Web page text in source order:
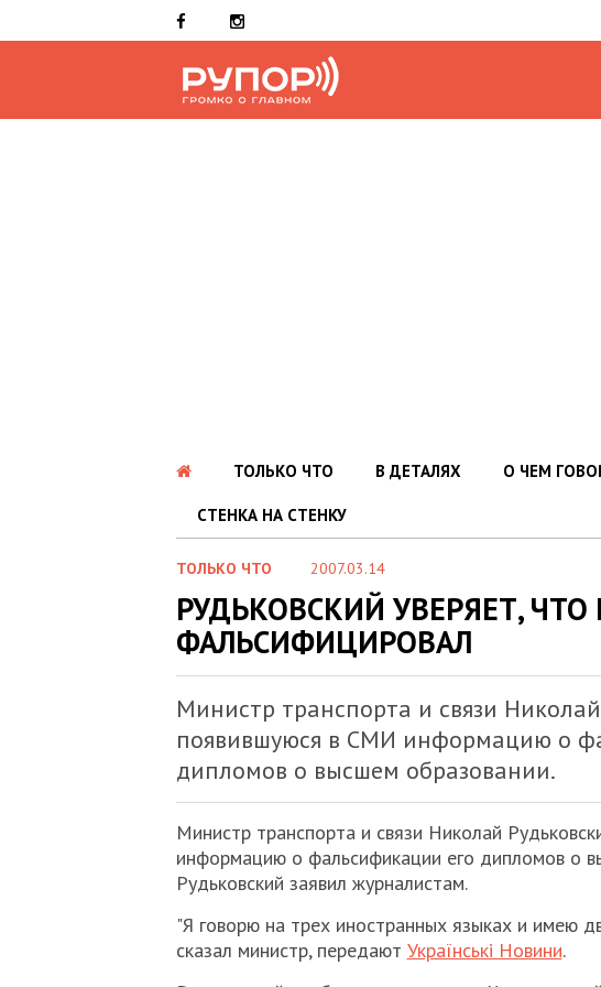
ТОЛЬКО ЧТО В ДЕТАЛЯХ О ЧЕМ
СТЕНКА НА СТЕНКУ
ТОЛЬКО ЧТО 2007.03.14
РУДЬКОВСКИЙ УВЕРЯЕТ, ЧТО
ФАЛЬСИФИЦИРОВАЛ
Министр транспорта и связи
появившуюся в СМИ информацию о
дипломов о высшем образовании.
Министр транспорта и связи Николай
информацию о фальсификации его дипломов о
Рудьковский заявил журналистам.
"Я говорю на трех иностранных языках и имею
сказал министр, передают Українські Новини.